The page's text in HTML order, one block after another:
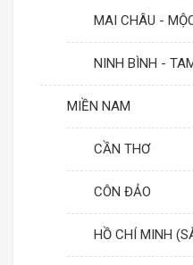
MAI CHÂU -
NINH BÌNH -
MIỀN NAM
CẦN THƠ
CÔN ĐẢO
HỒ CHÍ MINH